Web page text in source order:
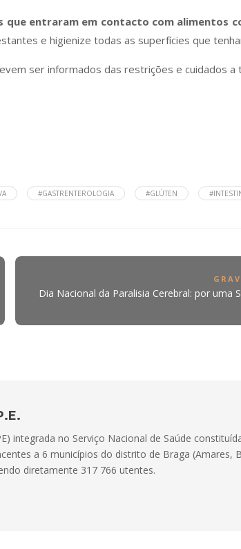
entraram em contacto com alimentos
e higienize todas as superfícies que
ser informados das restrições e cuidados a
#GASTRENTEROLOGIA #GLÚTEN
Dia Nacional da Paralisia Cerebral: por uma
integrada no Serviço Nacional de Saúde
a 6 municípios do distrito de Braga (Amares,
diretamente 317 766 utentes.